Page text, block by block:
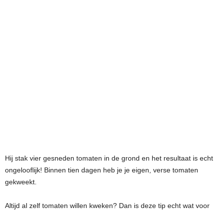
Hij stak vier gesneden tomaten in de grond en het resultaat is echt
ongelooflijk! Binnen tien dagen heb je je eigen, verse tomaten
gekweekt.
Altijd al zelf tomaten willen kweken? Dan is deze tip echt wat voor